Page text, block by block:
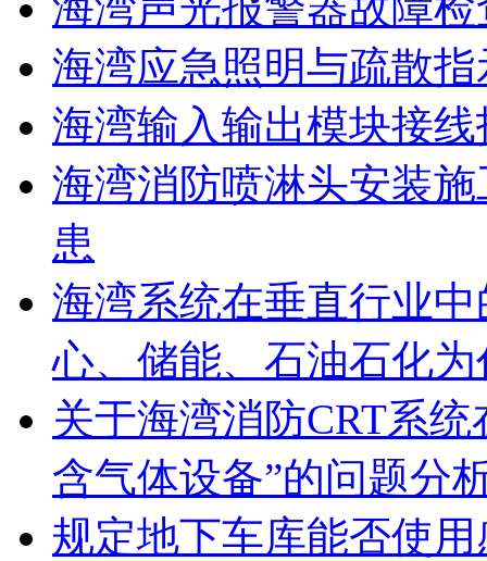
海湾应急照明与疏散
海湾输入输出模块接
海湾消防喷淋头安装
患
海湾系统在垂直行业
心、储能、石油石化
关于海湾消防CRT系
含气体设备”的问题分
规定地下车库能否使